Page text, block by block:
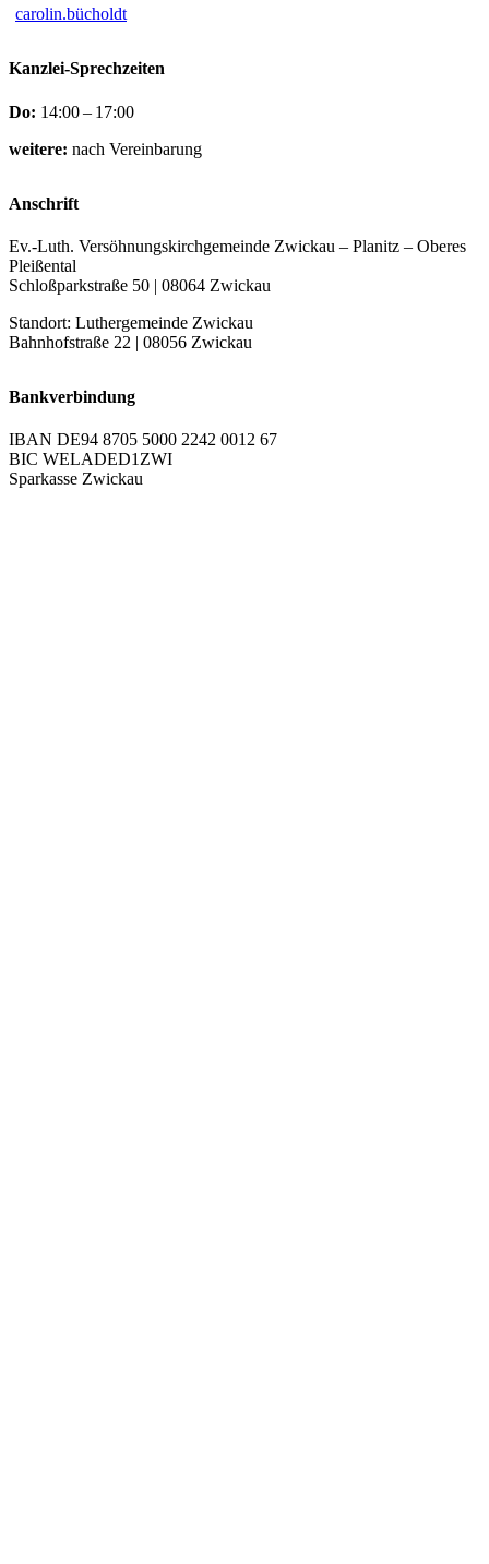
carolin.bücholdt
Kanzlei-Sprechzeiten
Do: 14:00 – 17:00
weitere: nach Vereinbarung
Anschrift
Ev.-Luth. Versöhnungskirchgemeinde Zwickau – Planitz – Oberes
Pleißental
Schloßparkstraße 50 | 08064 Zwickau
Standort: Luthergemeinde Zwickau
Bahnhofstraße 22 | 08056 Zwickau
Bankverbindung
IBAN DE94 8705 5000 2242 0012 67
BIC WELADED1ZWI
Sparkasse Zwickau